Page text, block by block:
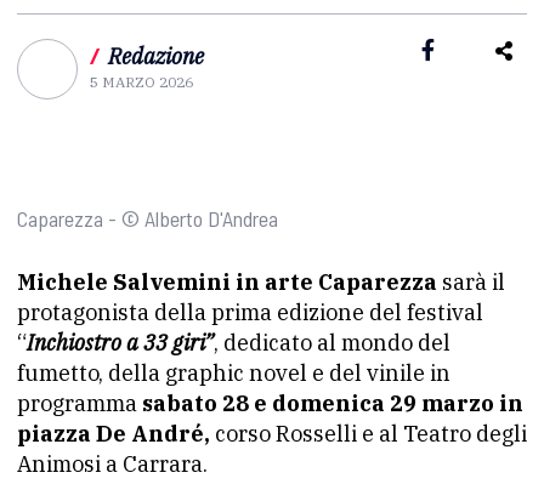
/ Redazione
5 MARZO 2026
Caparezza - © Alberto D'Andrea
Michele Salvemini in arte Caparezza sarà il
protagonista della prima edizione del festival
“Inchiostro a 33 giri”, dedicato al mondo del
fumetto, della graphic novel e del vinile in
programma sabato 28 e domenica 29 marzo in
piazza De André, corso Rosselli e al Teatro degli
Animosi a Carrara.